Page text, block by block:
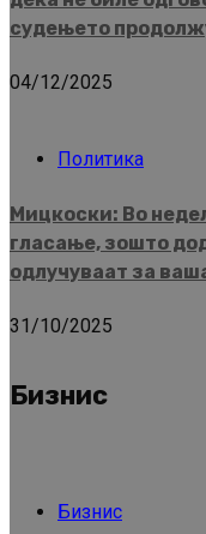
судењето
04/12/2025
Политика
Мицкоски: Во
гласање, зошто
одлучуваат за
31/10/2025
Бизнис
Бизнис